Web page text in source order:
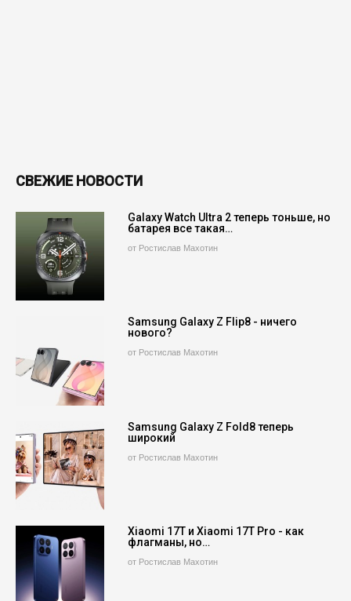
СВЕЖИЕ НОВОСТИ
Galaxy Watch Ultra 2 теперь тоньше, но
батарея все такая…
от Ростислав Махотин
Samsung Galaxy Z Flip8 - ничего
нового?
от Ростислав Махотин
Samsung Galaxy Z Fold8 теперь
широкий
от Ростислав Махотин
Xiaomi 17T и Xiaomi 17T Pro - как
флагманы, но…
от Ростислав Махотин